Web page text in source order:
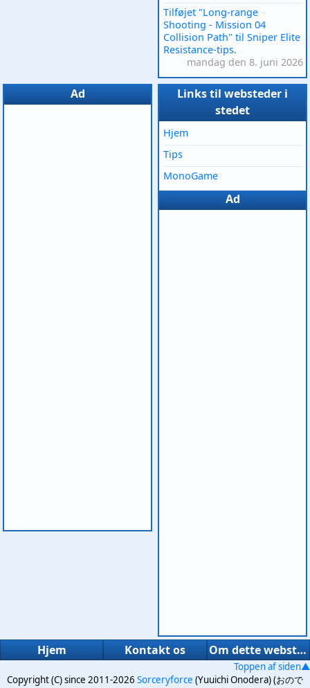
Tilføjet "Long-range
Shooting - Mission 04
Collision Path" til Sniper Elite
Resistance-tips.
mandag den 8. juni 2026
Ad
Links til websteder i
stedet
Hjem
Tips
MonoGame
Ad
Hjem Kontakt os Om dette websted
Toppen af siden▲
Copyright (C) since 2011-2026 Sorceryforce (Yuuichi Onodera) (おので